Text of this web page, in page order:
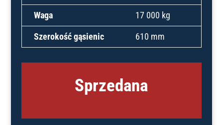
Waga 17 000 kg
Szerokość gąsienic 610 mm
Sprzedana